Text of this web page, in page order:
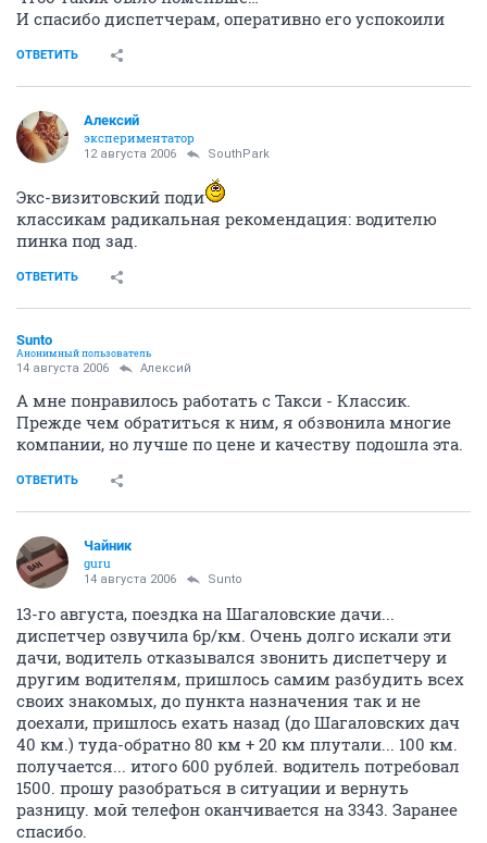
И спасибо диспетчерам, оперативно его успокоили
ОТВЕТИТЬ
Алексий
экспериментатор
12 августа 2006 SouthPark
Экс-визитовский поди
классикам радикальная рекомендация: водителю
пинка под зад.
ОТВЕТИТЬ
Sunto
Анонимный пользователь
14 августа 2006 Алексий
А мне понравилось работать с Такси - Классик.
Прежде чем обратиться к ним, я обзвонила многие
компании, но лучше по цене и качеству подошла эта.
ОТВЕТИТЬ
Чайник
guru
14 августа 2006 Sunto
13-го августа, поездка на Шагаловские дачи...
диспетчер озвучила 6р/км. Очень долго искали эти
дачи, водитель отказывался звонить диспетчеру и
другим водителям, пришлось самим разбудить всех
своих знакомых, до пункта назначения так и не
доехали, пришлось ехать назад (до Шагаловских дач
40 км.) туда-обратно 80 км + 20 км плутали... 100 км.
получается... итого 600 рублей. водитель потребовал
1500. прошу разобраться в ситуации и вернуть
разницу. мой телефон оканчивается на 3343. Заранее
спасибо.